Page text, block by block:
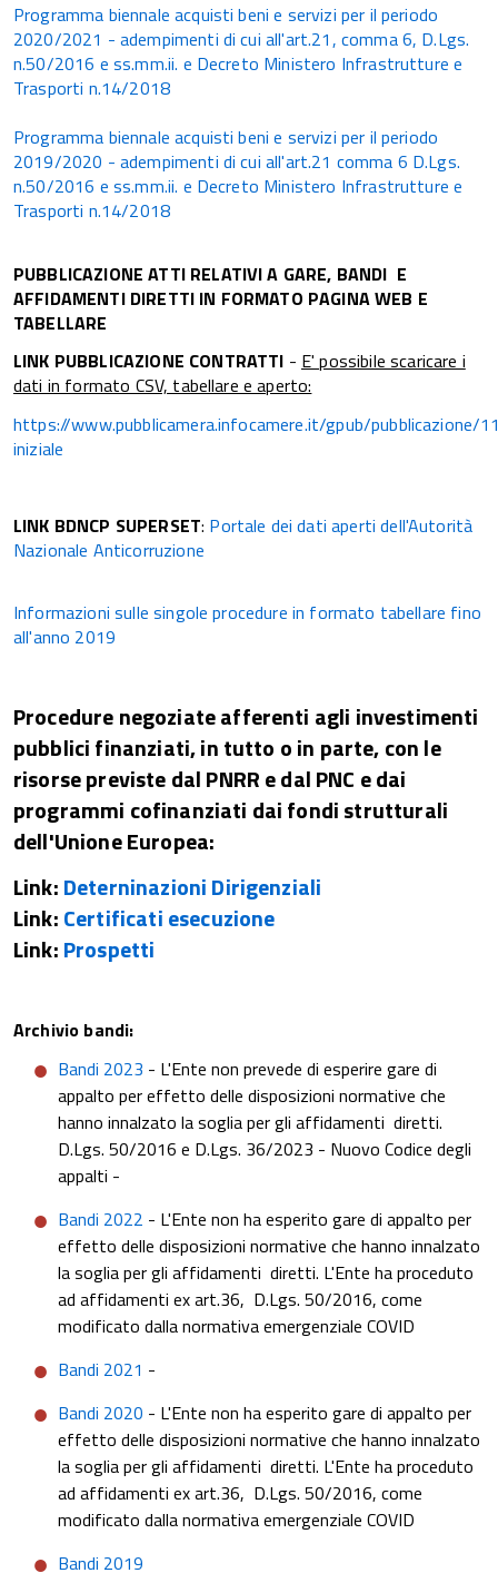
Programma biennale acquisti beni e servizi per il periodo
2020/2021 - adempimenti di cui all'art.21, comma 6, D.Lgs.
n.50/2016 e ss.mm.ii. e Decreto Ministero Infrastrutture e
Trasporti n.14/2018
Programma biennale acquisti beni e servizi per il periodo
2019/2020 - adempimenti di cui all'art.21 comma 6 D.Lgs.
n.50/2016 e ss.mm.ii. e Decreto Ministero Infrastrutture e
Trasporti n.14/2018
PUBBLICAZIONE ATTI RELATIVI A GARE, BANDI E
AFFIDAMENTI DIRETTI IN FORMATO PAGINA WEB E
TABELLARE
LINK PUBBLICAZIONE CONTRATTI - E' possibile scaricare i
dati in formato CSV, tabellare e aperto:
https://www.pubblicamera.infocamere.it/gpub/pubblicazione/
iniziale
LINK BDNCP SUPERSET: Portale dei dati aperti dell'Autorità
Nazionale Anticorruzione
Informazioni sulle singole procedure in formato tabellare fino
all'anno 2019
Procedure negoziate afferenti agli investimenti
pubblici finanziati, in tutto o in parte, con le
risorse previste dal PNRR e dal PNC e dai
programmi cofinanziati dai fondi strutturali
dell'Unione Europea:
Link:Deterninazioni Dirigenziali
Link:Certificati esecuzione
Link:Prospetti
Archivio bandi:
Bandi 2023 - L'Ente non prevede di esperire gare di
appalto per effetto delle disposizioni normative che
hanno innalzato la soglia per gli affidamenti diretti.
D.Lgs. 50/2016 e D.Lgs. 36/2023 - Nuovo Codice degli
appalti -
Bandi 2022 - L'Ente non ha esperito gare di appalto per
effetto delle disposizioni normative che hanno innalzato
la soglia per gli affidamenti diretti. L'Ente ha proceduto
ad affidamenti ex art.36, D.Lgs. 50/2016, come
modificato dalla normativa emergenziale COVID
Bandi 2021 -
Bandi 2020 - L'Ente non ha esperito gare di appalto per
effetto delle disposizioni normative che hanno innalzato
la soglia per gli affidamenti diretti. L'Ente ha proceduto
ad affidamenti ex art.36, D.Lgs. 50/2016, come
modificato dalla normativa emergenziale COVID
Bandi 2019